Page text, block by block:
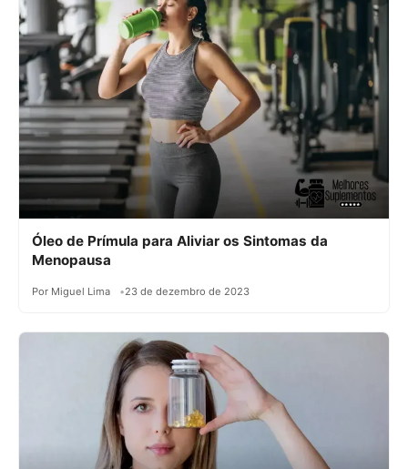
Óleo de Prímula para Aliviar os Sintomas da
Menopausa
Por Miguel Lima 23 de dezembro de 2023